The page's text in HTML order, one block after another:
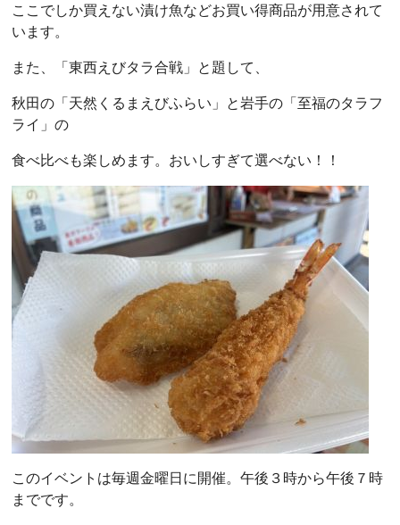
ここでしか買えない漬け魚などお買い得商品が用意されて
います。
また、「東西えびタラ合戦」と題して、
秋田の「天然くるまえびふらい」と岩手の「至福のタラフ
ライ」の
食べ比べも楽しめます。おいしすぎて選べない！！
このイベントは毎週金曜日に開催。午後３時から午後７時
までです。